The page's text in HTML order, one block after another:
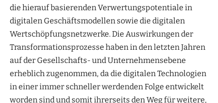
die hierauf basierenden Verwertungspotentiale in
digitalen Geschäftsmodellen sowie die digitalen
Wertschöpfungsnetzwerke. Die Auswirkungen der
Transformationsprozesse haben in den letzten Jahren
auf der Gesellschafts- und Unternehmensebene
erheblich zugenommen, da die digitalen Technologien
in einer immer schneller werdenden Folge entwickelt
worden sind und somit ihrerseits den Weg für weitere,